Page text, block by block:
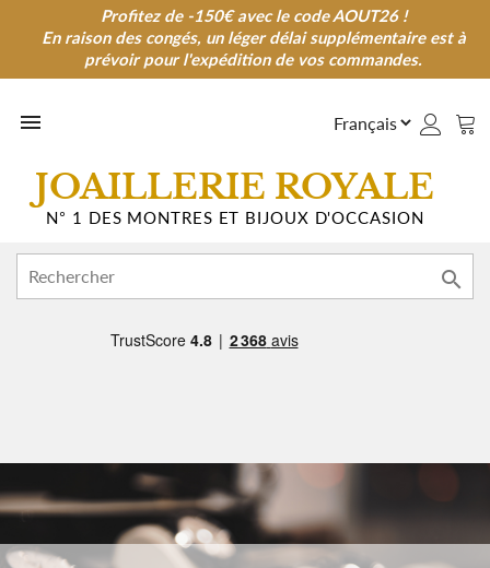
Profitez de -150€ avec le code AOUT26 !
En raison des congés, un léger délai supplémentaire est à
prévoir pour l'expédition de vos commandes.
Profitez de -150€ avec le code AOUT26 !
En raison des congés, un léger délai supplémentaire est à
prévoir pour l'expédition de vos commandes.

JOAILLERIE ROYALE
N° 1 DES MONTRES ET BIJOUX D'OCCASION
